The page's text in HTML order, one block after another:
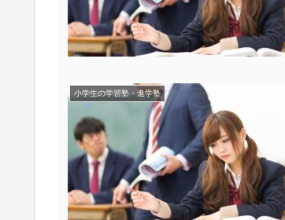
小学生の学習塾・進学塾